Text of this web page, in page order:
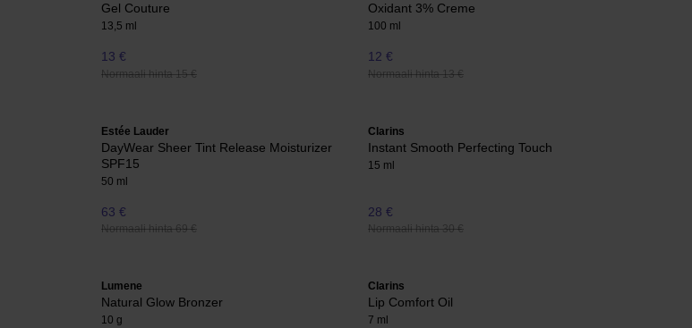
Gel Couture
13,5 ml
13 €
Normaali hinta 15 €
Oxidant 3% Creme
100 ml
12 €
Normaali hinta 13 €
Estée Lauder
DayWear Sheer Tint Release Moisturizer
SPF15
50 ml
63 €
Normaali hinta 69 €
Clarins
Instant Smooth Perfecting Touch
15 ml
28 €
Normaali hinta 30 €
Lumene
Natural Glow Bronzer
10 g
Clarins
Lip Comfort Oil
7 ml